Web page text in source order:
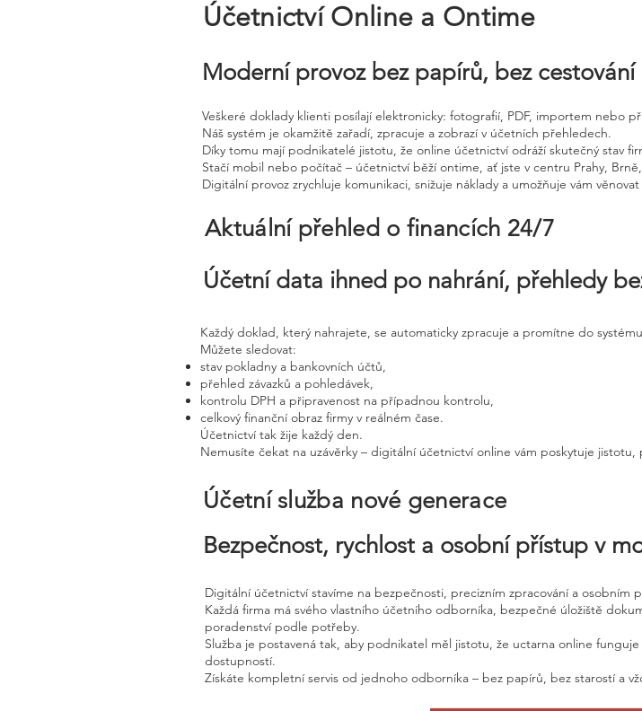
Účetnictví Online a Ontime
Moderní provoz bez papírů, bez cestování
Veškeré doklady klienti posílají elektronicky: fotografií, PDF, importem nebo
Náš systém je okamžitě zařadí, zpracuje a zobrazí v účetních přehledech.
Díky tomu mají podnikatelé jistotu, že online účetnictví odráží skutečný stav
Stačí mobil nebo počítač – účetnictví běží ontime, ať jste v centru Prahy,
Digitální provoz zrychluje komunikaci, snižuje náklady a umožňuje vám
Aktuální přehled o financích 24/7
Účetní data ihned po nahrání, přehledy
Každý doklad, který nahrajete, se automaticky zpracuje a promítne do
Můžete sledovat:
stav pokladny a bankovních účtů,
přehled závazků a pohledávek,
kontrolu DPH a připravenost na případnou kontrolu,
celkový finanční obraz firmy v reálném čase.
Účetnictví tak žije každý den.
Nemusíte čekat na uzávěrky – digitální účetnictví online vám poskytuje
Účetní služba nové generace
Bezpečnost, rychlost a osobní přístup v
Digitální účetnictví stavíme na bezpečnosti, precizním zpracování a osobním
Každá firma má svého vlastního účetního odborníka, bezpečné úložiště
poradenství podle potřeby.
Služba je postavená tak, aby podnikatel měl jistotu, že uctarna online
dostupností.
Získáte kompletní servis od jednoho odborníka – bez papírů, bez starostí a